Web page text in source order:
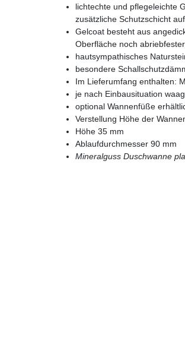
lichtechte und pflegeleichte
zusätzliche Schutzschicht
Gelcoat besteht aus
Oberfläche noch abriebfester
hautsympathisches
besondere
Im Lieferumfang enthalten:
je nach Einbausituation
optional Wannenfüße
Verstellung Höhe der
Höhe 35 mm
Ablaufdurchmesser 90 mm
Mineralguss Duschwanne